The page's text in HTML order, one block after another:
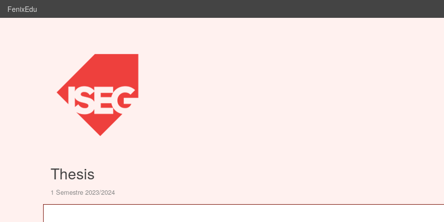
FenixEdu
Thesis
1 Semestre 2023/2024